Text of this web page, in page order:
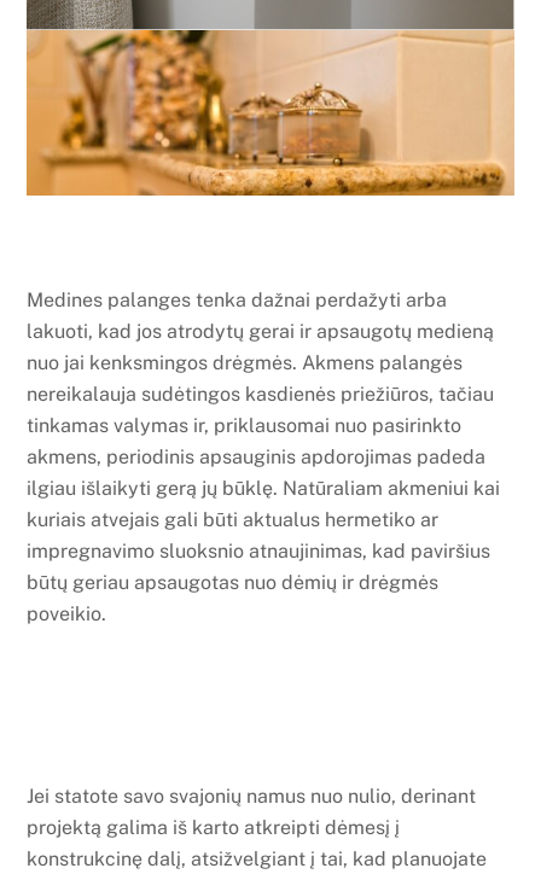
Medines palanges tenka dažnai perdažyti arba
lakuoti, kad jos atrodytų gerai ir apsaugotų medieną
nuo jai kenksmingos drėgmės. Akmens palangės
nereikalauja sudėtingos kasdienės priežiūros, tačiau
tinkamas valymas ir, priklausomai nuo pasirinkto
akmens, periodinis apsauginis apdorojimas padeda
ilgiau išlaikyti gerą jų būklę. Natūraliam akmeniui kai
kuriais atvejais gali būti aktualus hermetiko ar
impregnavimo sluoksnio atnaujinimas, kad paviršius
būtų geriau apsaugotas nuo dėmių ir drėgmės
poveikio.
Jei statote savo svajonių namus nuo nulio, derinant
projektą galima iš karto atkreipti dėmesį į
konstrukcinę dalį, atsižvelgiant į tai, kad planuojate